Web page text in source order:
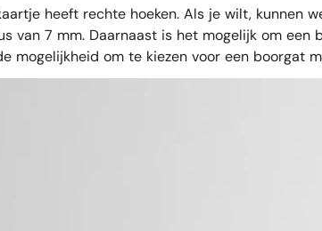
heeft rechte hoeken. Als je wilt, kunnen
van 7 mm. Daarnaast is het mogelijk om
mogelijkheid om te kiezen voor een boorgat